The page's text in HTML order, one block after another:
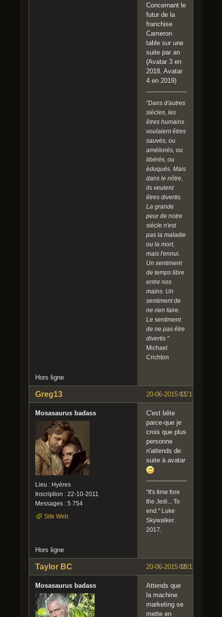
Concernant le
futur de la
franchise
Cameron
table sur une
suite par an
(Avatar 3 en
2018, Avatar
4 en 2019)
"Dans d'autres
siècles, les
êtres humains
voulaient êtres
sauvés, ou
améliorés, ou
libérés, ou
éduqués. Mais
dans le nôtre,
ils veulent
êtres divertis.
La grande
peur de notre
siècle n'est
pas la maladie
ou la mort,
mais l'ennui.
Un sentiment
de temps libre
entre nos
mains. Un
sentiment de
ne rien faire.
Le sentiment
de ne pas être
divertis."
Michael
Crichton
Hors ligne
#27
20-06-2015 11:11:21
Greg13
Mosasaurus badass
Lieu : Hyères
Inscription : 22-10-2011
Messages : 5 754
Site Web
C'est bête
parce-que je
crois que plus
personne
n'attends de
suite à avatar
"It's time fore
the Jedi... To
end." Luke
Skywalker.
2017.
Hors ligne
#28
20-06-2015 16:19:39
Taylor BC
Mosasaurus badass
Attends que
la machine
marketing se
mette en